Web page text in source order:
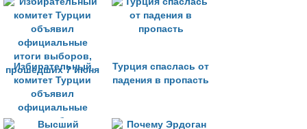
Избирательный
комитет Турции
объявил
официальные
итоги выборов,
Турция спаcлась от
падения в пропасть